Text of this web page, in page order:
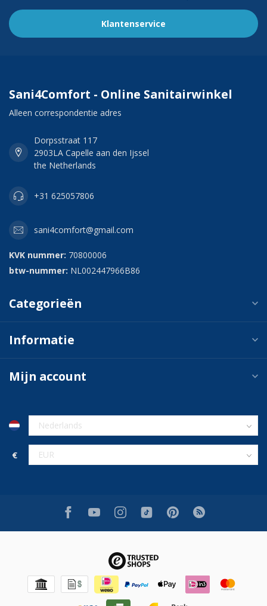
Klantenservice
Sani4Comfort - Online Sanitairwinkel
Alleen correspondentie adres
Dorpsstraat 117
2903LA Capelle aan den Ijssel
the Netherlands
+31 625057806
sani4comfort@gmail.com
KVK nummer: 70800006
btw-nummer: NL002447966B86
Categorieën
Informatie
Mijn account
€